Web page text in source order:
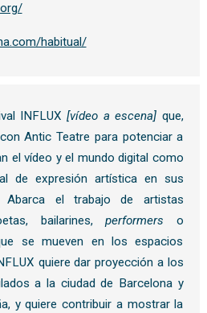
habitual/
INFLUX [vídeo a escena] que,
Antic Teatre para potenciar a
el vídeo y el mundo digital como
de expresión artística en sus
Abarca el trabajo de artistas
bailarines,performers o
se mueven en los espacios
quiere dar proyección a los
a la ciudad de Barcelona y
y quiere contribuir a mostrar la